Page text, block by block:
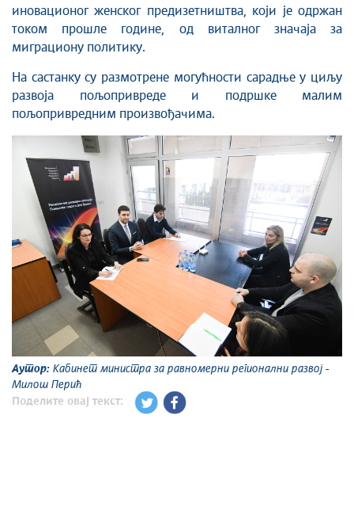
иновационог женског предизетништва, који је одржан
током прошле године, од виталног значаја за
миграциону политику.
На састанку су размотрене могућности сарадње у циљу
развоја пољопривреде и подршке малим
пољопривредним произвођачима.
Аутор: Кабинет министра за равномерни регионални развој -
Милош Перић
Поделите овај текст: